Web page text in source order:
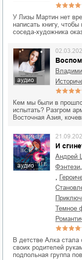
У Лизы Мартин нет
написать книгу,
соседа-художника
аудио
Кем мы были в
испытать? Разгром
Восточная Азия,
аудио
И
Андрей
фэнтези
темное
В детстве Алка стала
своих родителей
подпольная группа